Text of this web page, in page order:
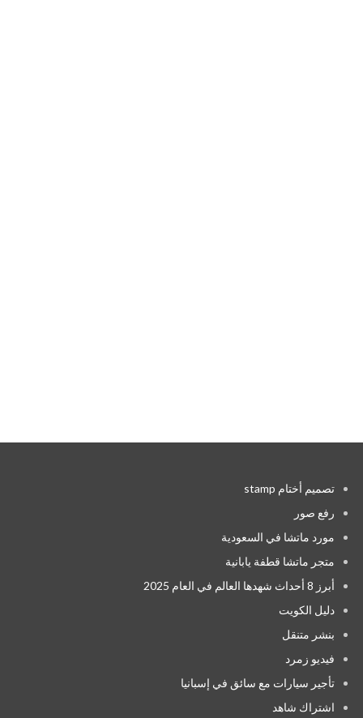
تصميم أختام stamp
رفع صور
مورد ماتشا في السعودية
متجر ماتشا قطفة يابانية
أبرز 8 أحداث شهدها العالم في العام 2025
دليل الكويت
بنشر متنقل
فيديو زمرد
تأجير سيارات مع سائق في إسبانيا
اشتراك شاهد